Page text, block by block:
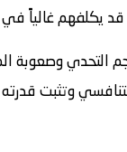
يكلفهم غالياً
التحدي
وتثبت